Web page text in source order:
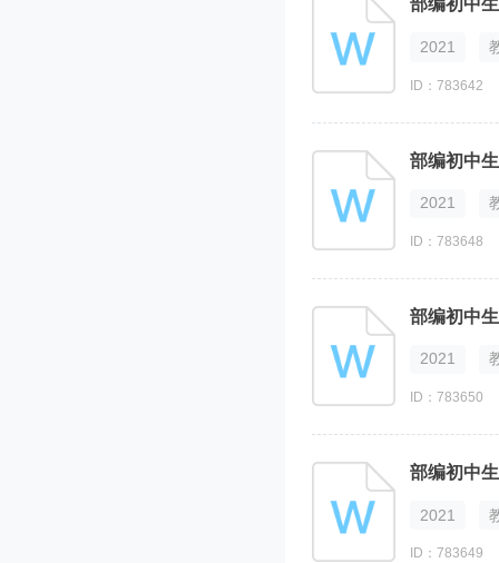
部编初中
2021
ID：783642
部编初中
2021
ID：783648
部编初中
2021
ID：783650
部编初中
2021
ID：783649